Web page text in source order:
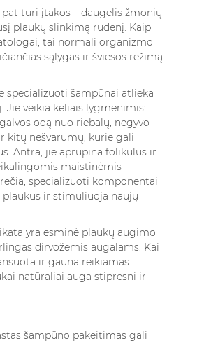
turi įtakos – daugelis žmonių
plaukų slinkimą rudenį. Kaip
tai normali organizmo
sąlygas ir šviesos režimą.
specializuoti šampūnai atlieka
Jie veikia keliais lygmenimis:
odą nuo riebalų, negyvo
kitų nešvarumų, kurie gali
Antra, jie aprūpina folikulus ir
maistinėmis
specializuoti komponentai
ir stimuliuoja naujų
yra esminė plaukų augimo
dirvožemis augalams. Kai
ir gauna reikiamas
natūraliai auga stipresni ir
šampūno pakeitimas gali